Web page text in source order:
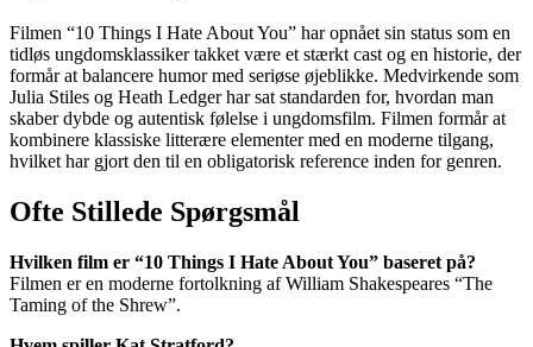
Filmen “10 Things I Hate About You” har opnået sin status som en
tidløs ungdomsklassiker takket være et stærkt cast og en historie, der
formår at balancere humor med seriøse øjeblikke. Medvirkende som
Julia Stiles og Heath Ledger har sat standarden for, hvordan man
skaber dybde og autentisk følelse i ungdomsfilm. Filmen formår at
kombinere klassiske litterære elementer med en moderne tilgang,
hvilket har gjort den til en obligatorisk reference inden for genren.
Ofte Stillede Spørgsmål
Hvilken film er “10 Things I Hate About You” baseret på?
Filmen er en moderne fortolkning af William Shakespeares “The
Taming of the Shrew”.